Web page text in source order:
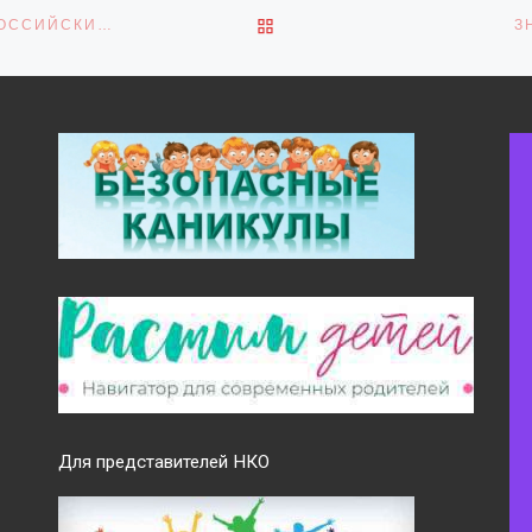
«ДВИЖЕНИЕ ПЕРВЫХ» ПРОДОЛЖАЕТ НАБОР НА ВСЕРОССИЙСКИЕ ПРОЕКТЫ «ХОР ПЕРВЫХ» И «ДЕТСКИЙ СИМФОНИЧЕСКИЙ ОРКЕСТР ПЕРВЫХ» ОБРАТНО К СПИСКУ
Для представителей НКО